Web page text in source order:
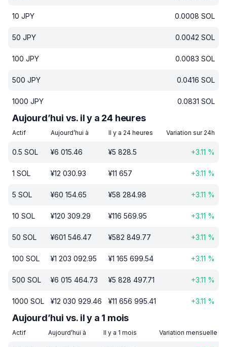
10 JPY 0.0008 SOL
50 JPY 0.0042 SOL
100 JPY 0.0083 SOL
500 JPY 0.0416 SOL
1000 JPY 0.0831 SOL
Aujourd’hui vs. il y a 24 heures
Actif Aujourd’hui à Il y a 24 heures Variation sur 24h
0.5 SOL ¥6 015.46 ¥5 828.5 +3.11 %
1 SOL ¥12 030.93 ¥11 657 +3.11 %
5 SOL ¥60 154.65 ¥58 284.98 +3.11 %
10 SOL ¥120 309.29 ¥116 569.95 +3.11 %
50 SOL ¥601 546.47 ¥582 849.77 +3.11 %
100 SOL ¥1 203 092.95 ¥1 165 699.54 +3.11 %
500 SOL ¥6 015 464.73 ¥5 828 497.71 +3.11 %
1000 SOL ¥12 030 929.46 ¥11 656 995.41 +3.11 %
Aujourd’hui vs. il y a 1 mois
Actif Aujourd’hui à Il y a 1 mois Variation mensuelle